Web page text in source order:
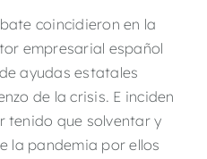
coincidieron en la
empresarial español
ayudas estatales
de la crisis. E inciden
tenido que solventar y
la pandemia por ellos